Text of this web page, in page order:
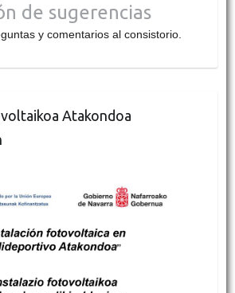
de sugerencias
y comentarios al consistorio.
Atakondoa